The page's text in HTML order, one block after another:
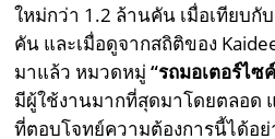
ใหม่กว่า 1.2 ล้านคัน เมื่อเทียบกั
คัน และเมื่อดูจากสถิติของ
มาแล้ว หมวดหมู่“รถมอเตอร์ไซ
มีผู้ใช้งานมากที่สุดมาโดยตลอด
ที่ตอบโจทย์ความต้องการนี้ได้อ